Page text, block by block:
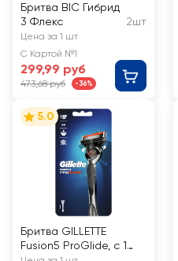
Бритва BIC Гибрид
3 Флекс
2шт
Цена за 1 шт
С Картой №1
299,99 руб
473,68 руб -36%
5.0
Бритва GILLETTE
Fusion5 ProGlide, с 1